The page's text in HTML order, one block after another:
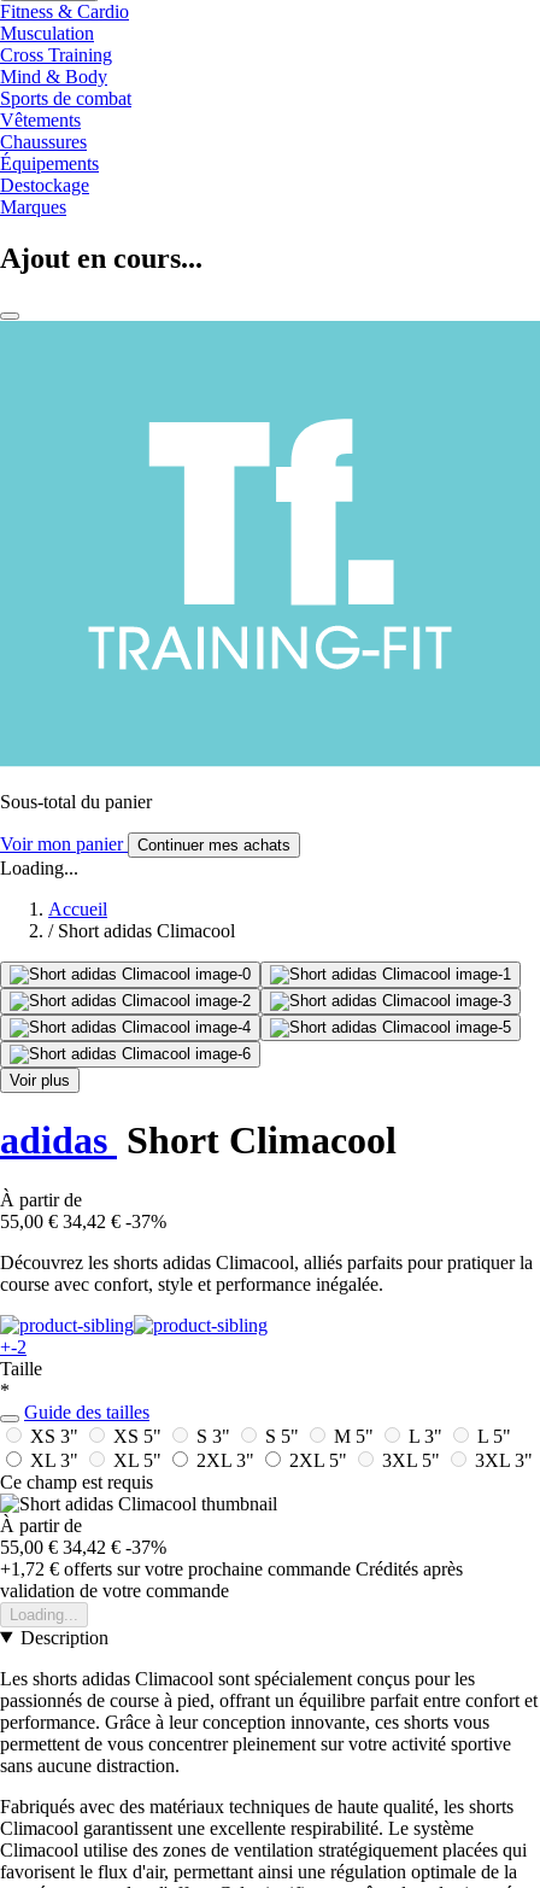
Fitness & Cardio
Musculation
Cross Training
Mind & Body
Sports de combat
Vêtements
Chaussures
Équipements
Destockage
Marques
Ajout en cours...
Sous-total du panier
Voir mon panier Continuer mes achats
Loading...
Accueil
/ Short adidas Climacool
Voir plus
adidas Short Climacool
À partir de
55,00 € 34,42 € -37%
Découvrez les shorts adidas Climacool, alliés parfaits pour pratiquer la
course avec confort, style et performance inégalée.
+-2
Taille
*
Guide des tailles
XS 3"
XS 5" S 3" S 5" M 5" L 3"
L 5"
XL 3"
XL 5" 2XL 3" 2XL 5" 3XL 5"
3XL 3"
Ce champ est requis
À partir de
55,00 € 34,42 € -37%
+1,72 € offerts sur votre prochaine commande Crédités après
validation de votre commande
Loading...
Description
Les shorts adidas Climacool sont spécialement conçus pour les
passionnés de course à pied, offrant un équilibre parfait entre confort et
performance. Grâce à leur conception innovante, ces shorts vous
permettent de vous concentrer pleinement sur votre activité sportive
sans aucune distraction.
Fabriqués avec des matériaux techniques de haute qualité, les shorts
Climacool garantissent une excellente respirabilité. Le système
Climacool utilise des zones de ventilation stratégiquement placées qui
favorisent le flux d'air, permettant ainsi une régulation optimale de la